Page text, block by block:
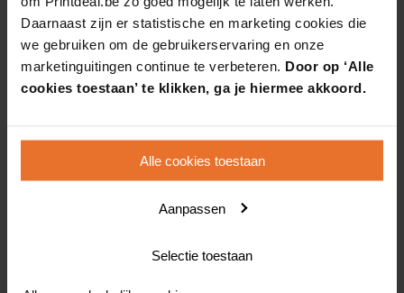
Daarnaast zijn er statistische en marketing cookies die
we gebruiken om de gebruikerservaring en onze
marketinguitingen continue te verbeteren. Door op ‘Alle
cookies toestaan’ te klikken, ga je hiermee akkoord.
Alle cookies toestaan
Aanpassen
Selectie toestaan